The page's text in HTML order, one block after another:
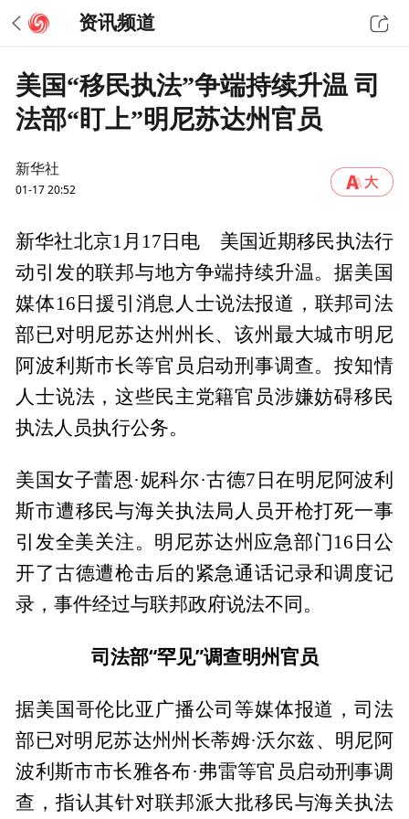
资讯频道
美国“移民执法”争端持续升温 司
法部“盯上”明尼苏达州官员
新华社
01-17 20:52
新华社北京1月17日电 美国近期移民执法行
动引发的联邦与地方争端持续升温。据美国
媒体16日援引消息人士说法报道，联邦司法
部已对明尼苏达州州长、该州最大城市明尼
阿波利斯市长等官员启动刑事调查。按知情
人士说法，这些民主党籍官员涉嫌妨碍移民
执法人员执行公务。
美国女子蕾恩·妮科尔·古德7日在明尼阿波利
斯市遭移民与海关执法局人员开枪打死一事
引发全美关注。明尼苏达州应急部门16日公
开了古德遭枪击后的紧急通话记录和调度记
录，事件经过与联邦政府说法不同。
司法部“罕见”调查明州官员
据美国哥伦比亚广播公司等媒体报道，司法
部已对明尼苏达州州长蒂姆·沃尔兹、明尼阿
波利斯市市长雅各布·弗雷等官员启动刑事调
查，指认其针对联邦派大批移民与海关执法